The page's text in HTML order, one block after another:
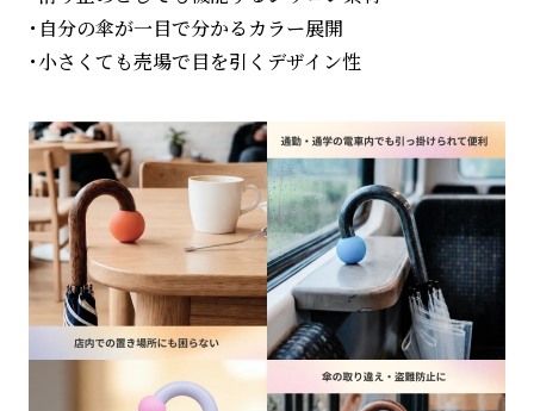
・自分の傘が一目で分かるカラー展開
・小さくても売場で目を引くデザイン性